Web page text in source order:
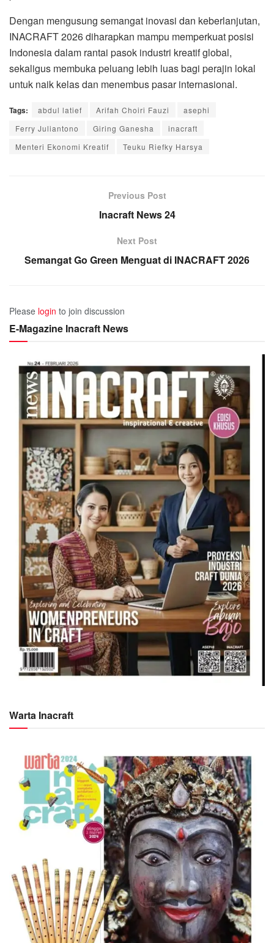
Dengan mengusung semangat inovasi dan keberlanjutan,
INACRAFT 2026 diharapkan mampu memperkuat posisi
Indonesia dalam rantai pasok industri kreatif global,
sekaligus membuka peluang lebih luas bagi perajin lokal
untuk naik kelas dan menembus pasar internasional.
Tags: abdul latief Arifah Choiri Fauzi
asephi
Ferry Juliantono
Giring Ganesha
inacraft
Menteri Ekonomi Kreatif
Teuku Riefky Harsya
Previous Post
Inacraft News 24
Next Post
Semangat Go Green Menguat di INACRAFT 2026
Please login to join discussion
E-Magazine Inacraft News
Warta Inacraft